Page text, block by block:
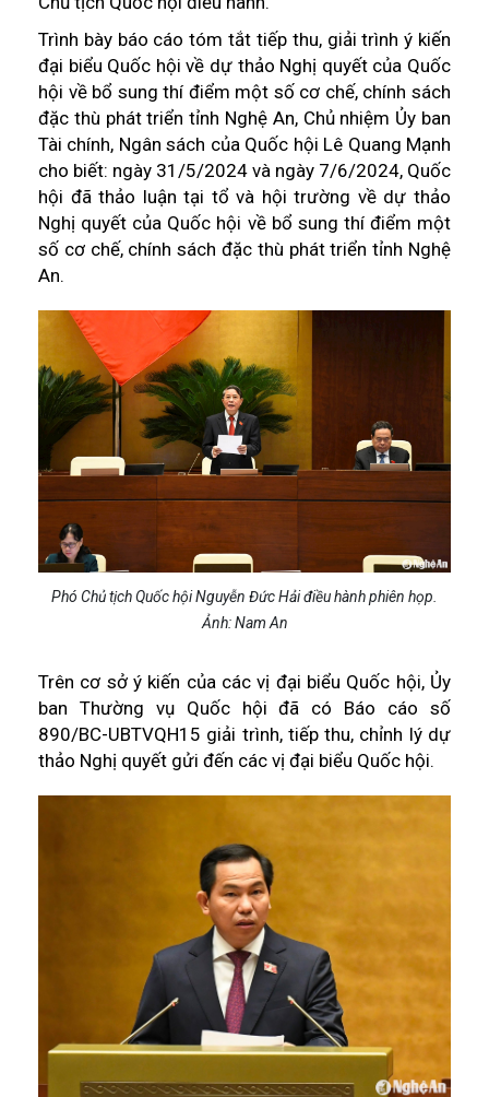
Trình bày báo cáo tóm tắt tiếp thu, giải trình ý kiến
đại biểu Quốc hội về dự thảo Nghị quyết của Quốc
hội về bổ sung thí điểm một số cơ chế, chính sách
đặc thù phát triển tỉnh Nghệ An, Chủ nhiệm Ủy ban
Tài chính, Ngân sách của Quốc hội Lê Quang Mạnh
cho biết: ngày 31/5/2024 và ngày 7/6/2024, Quốc
hội đã thảo luận tại tổ và hội trường về dự thảo
Nghị quyết của Quốc hội về bổ sung thí điểm một
số cơ chế, chính sách đặc thù phát triển tỉnh Nghệ
An.
Phó Chủ tịch Quốc hội Nguyễn Đức Hải điều hành phiên họp.
Ảnh: Nam An
Trên cơ sở ý kiến của các vị đại biểu Quốc hội, Ủy
ban Thường vụ Quốc hội đã có Báo cáo số
890/BC-UBTVQH15 giải trình, tiếp thu, chỉnh lý dự
thảo Nghị quyết gửi đến các vị đại biểu Quốc hội.